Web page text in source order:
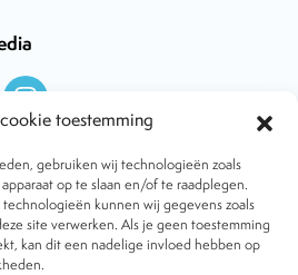
toestemming
gebruiken wij technologieën zoals
op te slaan en/of te raadplegen.
kunnen wij gegevens zoals
site verwerken. Als je geen toestemming
kan dit een nadelige invloed hebben op